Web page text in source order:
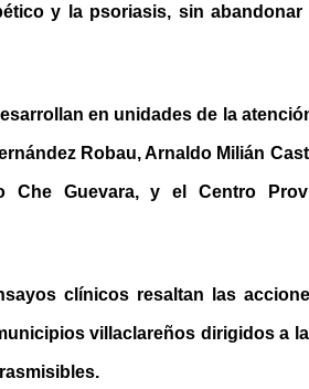
y la psoriasis, sin abandonar
en unidades de la
Robau, Arnaldo Milián
Che Guevara, y el Centro
clínicos resaltan las
villaclareños dirigidos a